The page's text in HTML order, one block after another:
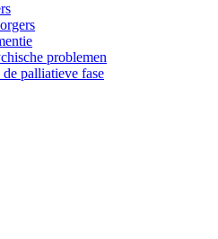
problemen
palliatieve fase